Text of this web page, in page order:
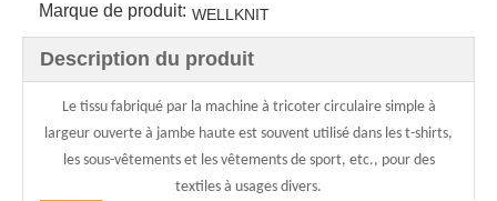
Marque de produit: WELLKNIT
Description du produit
Le tissu fabriqué par la machine à tricoter circulaire simple à
largeur ouverte à jambe haute est souvent utilisé dans les t-shirts,
les sous-vêtements et les vêtements de sport, etc., pour des
textiles à usages divers.